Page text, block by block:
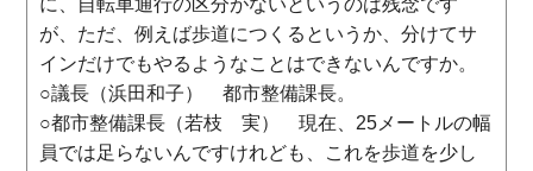
に、自転車通行の区分がないというのは残念です
が、ただ、例えば歩道につくるというか、分けてサ
インだけでもやるようなことはできないんですか。
○議長（浜田和子） 都市整備課長。
○都市整備課長（若枝 実） 現在、25メートルの幅
員では足らないんですけれども、これを歩道を少し